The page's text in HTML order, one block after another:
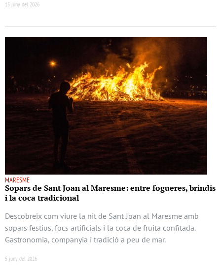
15 juny del 2026
MARESME
Sopars de Sant Joan al Maresme: entre fogueres, brindis
i la coca tradicional
Descobreix com viure la nit de Sant Joan al Maresme amb
sopars festius, focs artificials i la coca de fruita confitada.
Gastronomia, companyia i tradició a peu de mar.
5 juny del 2026